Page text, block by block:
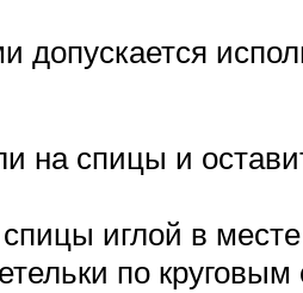
на спицы и
иглой в
по